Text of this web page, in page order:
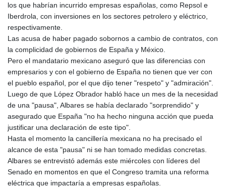
los que habrían incurrido empresas españolas, como Repsol e
Iberdrola, con inversiones en los sectores petrolero y eléctrico,
respectivamente.
Las acusa de haber pagado sobornos a cambio de contratos, con
la complicidad de gobiernos de España y México.
Pero el mandatario mexicano aseguró que las diferencias con
empresarios y con el gobierno de España no tienen que ver con
el pueblo español, por el que dijo tener "respeto" y "admiración".
Luego de que López Obrador habló hace un mes de la necesidad
de una "pausa", Albares se había declarado "sorprendido" y
asegurado que España "no ha hecho ninguna acción que pueda
justificar una declaración de este tipo".
Hasta el momento la cancillería mexicana no ha precisado el
alcance de esta "pausa" ni se han tomado medidas concretas.
Albares se entrevistó además este miércoles con líderes del
Senado en momentos en que el Congreso tramita una reforma
eléctrica que impactaría a empresas españolas.